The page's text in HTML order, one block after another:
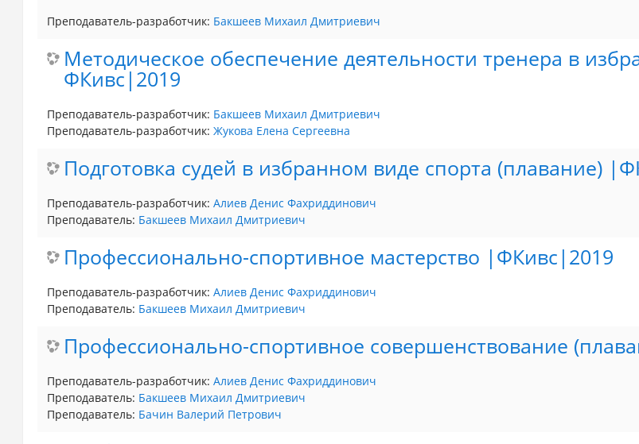
Преподаватель-разработчик: Бакшеев Михаил Дмитриевич
Методическое обеспечение деятельности тренера в
ФКивс|2019
Преподаватель-разработчик: Бакшеев Михаил Дмитриевич
Преподаватель-разработчик: Жукова Елена Сергеевна
Подготовка судей в избранном виде спорта (плавание)
Преподаватель-разработчик: Алиев Денис Фахриддинович
Преподаватель: Бакшеев Михаил Дмитриевич
Профессионально-спортивное мастерство |ФКивс|2019
Преподаватель-разработчик: Алиев Денис Фахриддинович
Преподаватель: Бакшеев Михаил Дмитриевич
Профессионально-спортивное совершенствование
Преподаватель-разработчик: Алиев Денис Фахриддинович
Преподаватель: Бакшеев Михаил Дмитриевич
Преподаватель: Бачин Валерий Петрович